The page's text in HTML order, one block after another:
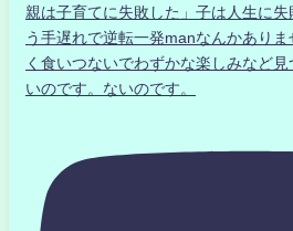
親は子育てに失敗した」子は人生に
う手遅れで逆転一発manなんかあり
く食いつないでわずかな楽しみなど
いのです。ないのです。